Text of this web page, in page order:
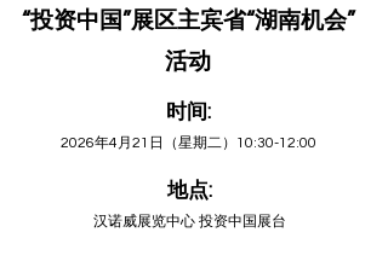
“投资中国”展区主宾省“湖南机会”
活动
时间:
2026年4月21日（星期二）10:30-12:00
地点:
汉诺威展览中心 投资中国展台